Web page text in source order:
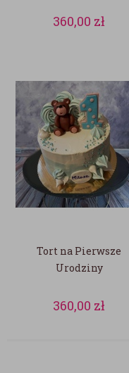
360,00 zł
Tort na Pierwsze
Urodziny
360,00 zł